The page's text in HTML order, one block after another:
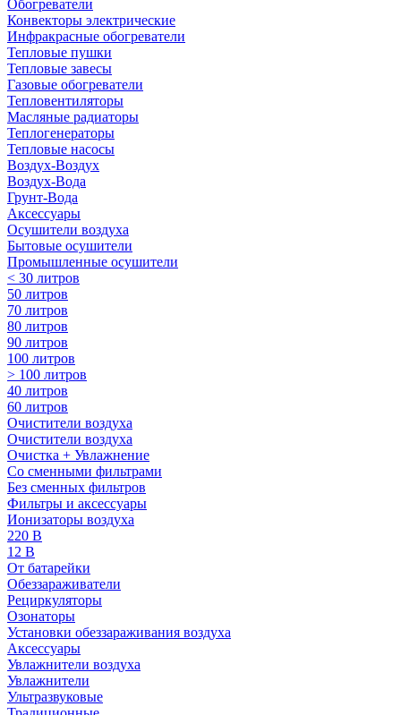
Обогреватели
Конвекторы электрические
Инфракрасные обогреватели
Тепловые пушки
Тепловые завесы
Газовые обогреватели
Тепловентиляторы
Масляные радиаторы
Теплогенераторы
Тепловые насосы
Воздух-Воздух
Воздух-Вода
Грунт-Вода
Аксессуары
Осушители воздуха
Бытовые осушители
Промышленные осушители
< 30 литров
50 литров
70 литров
80 литров
90 литров
100 литров
> 100 литров
40 литров
60 литров
Очистители воздуха
Очистители воздуха
Очистка + Увлажнение
Cо сменными фильтрами
Без сменных фильтров
Фильтры и аксессуары
Ионизаторы воздуха
220 В
12 В
От батарейки
Обеззараживатели
Рециркуляторы
Озонаторы
Установки обеззараживания воздуха
Аксессуары
Увлажнители воздуха
Увлажнители
Ультразвуковые